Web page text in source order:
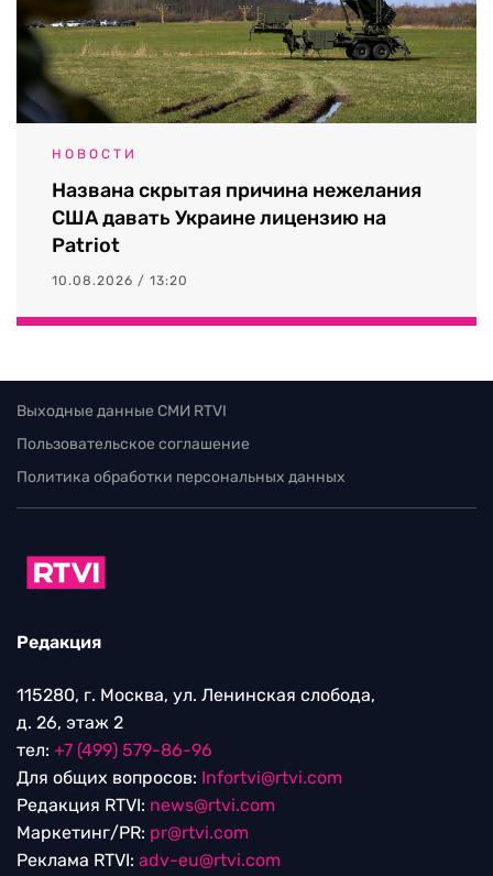
НОВОСТИ
Названа скрытая причина нежелания
США давать Украине лицензию на
Patriot
10.08.2026 / 13:20
Выходные данные СМИ RTVI
Пользовательское соглашение
Политика обработки персональных данных
Редакция
115280, г. Москва, ул. Ленинская слобода,
д. 26, этаж 2
тел: +7 (499) 579-86-96
Для общих вопросов: Infortvi@rtvi.com
Редакция RTVI: news@rtvi.com
Маркетинг/PR: pr@rtvi.com
Реклама RTVI: adv-eu@rtvi.com